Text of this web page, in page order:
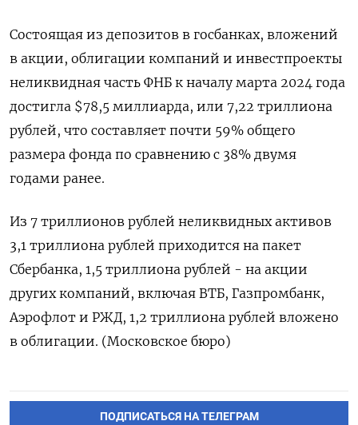
Состоящая из депозитов в госбанках, вложений
в акции, облигации компаний и инвестпроекты
неликвидная часть ФНБ к началу марта 2024 года
достигла $78,5 миллиарда, или 7,22 триллиона
рублей, что составляет почти 59% общего
размера фонда по сравнению с 38% двумя
годами ранее.
Из 7 триллионов рублей неликвидных активов
3,1 триллиона рублей приходится на пакет
Сбербанка, 1,5 триллиона рублей - на акции
других компаний, включая ВТБ, Газпромбанк,
Аэрофлот и РЖД, 1,2 триллиона рублей вложено
в облигации. (Московское бюро)
ПОДПИСАТЬСЯ НА ТЕЛЕГРАМ